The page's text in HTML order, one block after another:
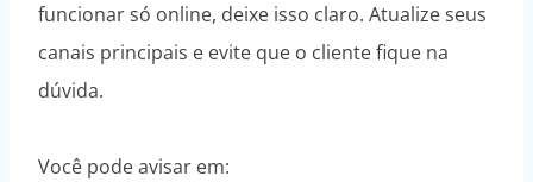
funcionar só online, deixe isso claro. Atualize seus
canais principais e evite que o cliente fique na
dúvida.
Você pode avisar em: